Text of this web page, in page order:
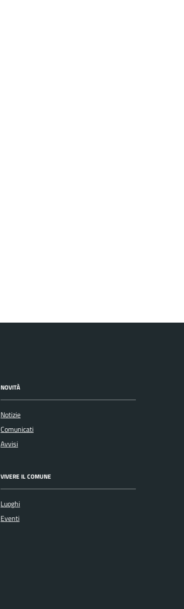
NOVITÀ
Notizie
Comunicati
Avvisi
VIVERE IL COMUNE
Luoghi
Eventi